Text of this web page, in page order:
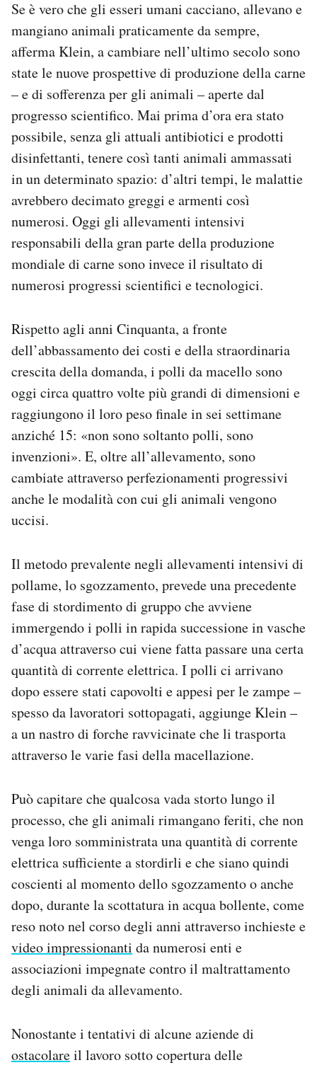
Se è vero che gli esseri umani cacciano, allevano e
mangiano animali praticamente da sempre,
afferma Klein, a cambiare nell’ultimo secolo sono
state le nuove prospettive di produzione della carne
– e di sofferenza per gli animali – aperte dal
progresso scientifico. Mai prima d’ora era stato
possibile, senza gli attuali antibiotici e prodotti
disinfettanti, tenere così tanti animali ammassati
in un determinato spazio: d’altri tempi, le malattie
avrebbero decimato greggi e armenti così
numerosi. Oggi gli allevamenti intensivi
responsabili della gran parte della produzione
mondiale di carne sono invece il risultato di
numerosi progressi scientifici e tecnologici.
Rispetto agli anni Cinquanta, a fronte
dell’abbassamento dei costi e della straordinaria
crescita della domanda, i polli da macello sono
oggi circa quattro volte più grandi di dimensioni e
raggiungono il loro peso finale in sei settimane
anziché 15: «non sono soltanto polli, sono
invenzioni». E, oltre all’allevamento, sono
cambiate attraverso perfezionamenti progressivi
anche le modalità con cui gli animali vengono
uccisi.
Il metodo prevalente negli allevamenti intensivi di
pollame, lo sgozzamento, prevede una precedente
fase di stordimento di gruppo che avviene
immergendo i polli in rapida successione in vasche
d’acqua attraverso cui viene fatta passare una certa
quantità di corrente elettrica. I polli ci arrivano
dopo essere stati capovolti e appesi per le zampe –
spesso da lavoratori sottopagati, aggiunge Klein –
a un nastro di forche ravvicinate che li trasporta
attraverso le varie fasi della macellazione.
Può capitare che qualcosa vada storto lungo il
processo, che gli animali rimangano feriti, che non
venga loro somministrata una quantità di corrente
elettrica sufficiente a stordirli e che siano quindi
coscienti al momento dello sgozzamento o anche
dopo, durante la scottatura in acqua bollente, come
reso noto nel corso degli anni attraverso inchieste e
video impressionanti da numerosi enti e
associazioni impegnate contro il maltrattamento
degli animali da allevamento.
Nonostante i tentativi di alcune aziende di
ostacolareil lavoro sotto copertura delle